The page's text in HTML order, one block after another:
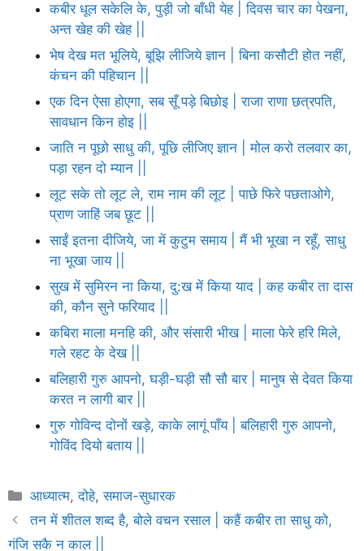
कबीर धूल सकेलि के, पुड़ी जो बाँधी येह | दिवस चार का पेखना,
अन्त खेह की खेह ||
भेष देख मत भूलिये, बूझि लीजिये ज्ञान | बिना कसौटी होत नहीं,
कंचन की पहिचान ||
एक दिन ऐसा होएगा, सब सूँ पड़े बिछोइ | राजा राणा छत्रपति,
सावधान किन होइ ||
जाति न पूछो साधु की, पूछि लीजिए ज्ञान | मोल करो तलवार का,
पड़ा रहन दो म्यान ||
लूट सके तो लूट ले, राम नाम की लूट | पाछे फिरे पछताओगे,
प्राण जाहिं जब छूट ||
साईं इतना दीजिये, जा में कुटुम समाय | मैं भी भूखा न रहूँ, साधु
ना भूखा जाय ||
सुख में सुमिरन ना किया, दु:ख में किया याद | कह कबीर ता दास
की, कौन सुने फरियाद ||
कबिरा माला मनहि की, और संसारी भीख | माला फेरे हरि मिले,
गले रहट के देख ||
बलिहारी गुरु आपनो, घड़ी-घड़ी सौ सौ बार | मानुष से देवत किया
करत न लागी बार ||
गुरु गोविन्द दोनों खड़े, काके लागूं पाँय | बलिहारी गुरु आपनो,
गोविंद दियो बताय ||
Categories
आध्यात्म,दोहे,समाज-सुधारक
तन में शीतल शब्द है, बोले वचन रसाल | कहैं कबीर ता साधु को,
गंजि सकै न काल ||